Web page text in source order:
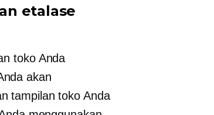
etalase
toko Anda
akan
tampilan toko Anda